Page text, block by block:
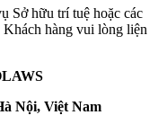
Sở hữu trí tuệ hoặc các
hàng vui lòng liện
Nội, Việt Nam